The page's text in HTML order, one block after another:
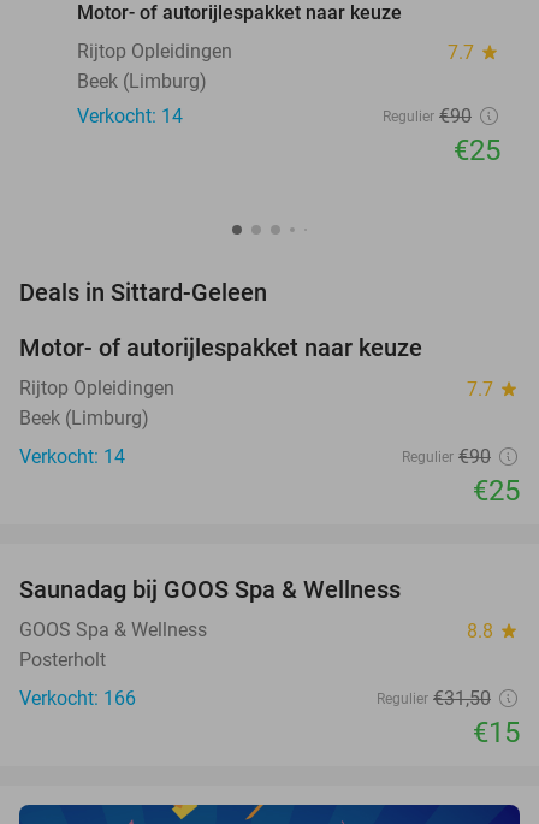
Motor- of autorijlespakket naar keuze
Rijtop Opleidingen
7.7 star
Beek (Limburg)
Verkocht: 14
Regulier €90
€25
Deals in Sittard-Geleen
Motor- of autorijlespakket naar keuze
Rijtop Opleidingen 7.7 star
Beek (Limburg)
Verkocht: 14
Regulier €90
€25
TODAY
Saunadag bij GOOS Spa & Wellness
GOOS Spa & Wellness 8.8 star
Posterholt
Verkocht: 166
Regulier €31,50
€15